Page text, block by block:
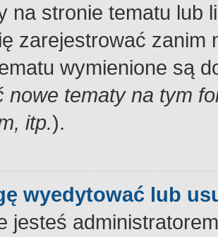
na stronie tematu lub
zarejestrować
wymienione są
nowe tematy na tym
itp.).
wyedytować lub
jesteś